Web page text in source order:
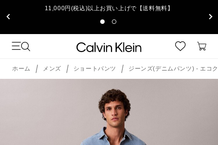
11,000円(税込)以上お買い上げで【送料無料】
ホーム メンズ ショートパンツ ジーンズ(デニムパンツ) - エコ